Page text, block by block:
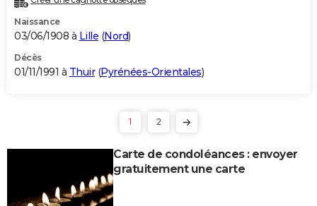
Naissance
03/06/1908 à Lille (Nord)
Décès
01/11/1991 à Thuir(Pyrénées-Orientales)
1 2
Carte de condoléances : envoyer
gratuitement une carte